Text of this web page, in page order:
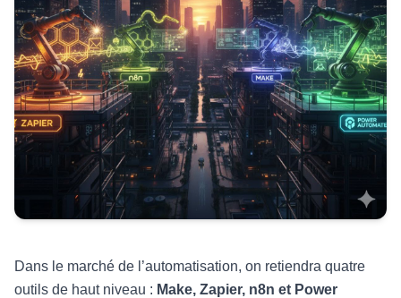
Dans le marché de l’automatisation, on retiendra quatre
outils de haut niveau : Make, Zapier, n8n et Power